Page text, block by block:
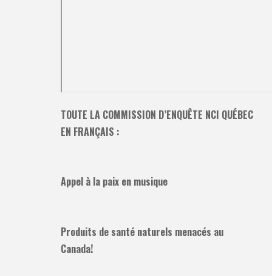
TOUTE LA COMMISSION D’ENQUÊTE NCI QUÉBEC
EN FRANÇAIS :
Appel à la paix en musique
Produits de santé naturels menacés au
Canada!